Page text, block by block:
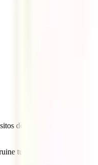
de movilidad
tu presupuesto ni tu